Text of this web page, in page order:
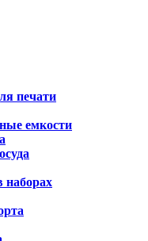
печати
емкости
наборах